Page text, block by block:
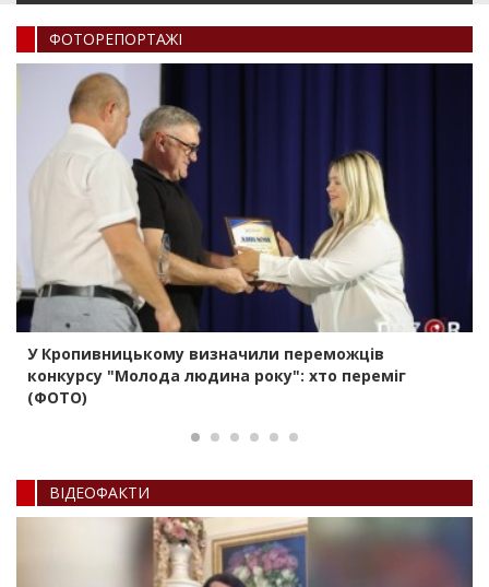
ФОТОРЕПОРТАЖI
У Кропивницькому визначили переможців
конкурсу "Молода людина року": хто переміг
(ФОТО)
ВIДЕОФАКТИ